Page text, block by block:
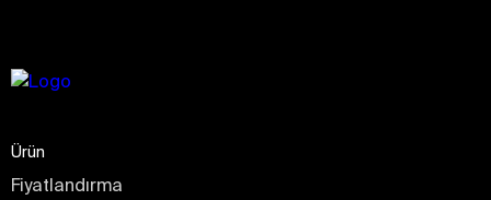
Ürün
Fiyatlandırma